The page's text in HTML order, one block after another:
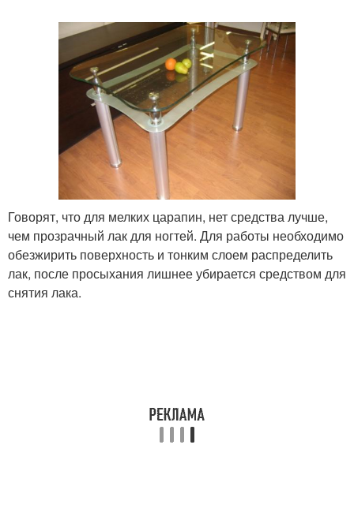
Говорят, что для мелких царапин, нет средства лучше,
чем прозрачный лак для ногтей. Для работы необходимо
обезжирить поверхность и тонким слоем распределить
лак, после просыхания лишнее убирается средством для
снятия лака.